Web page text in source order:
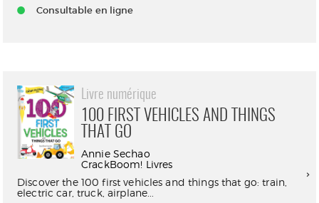
Consultable en ligne
Livre numérique
100 FIRST VEHICLES AND THINGS
THAT GO
Annie Sechao
CrackBoom! Livres
Discover the 100 first vehicles and things that go: train,
electric car, truck, airplane...